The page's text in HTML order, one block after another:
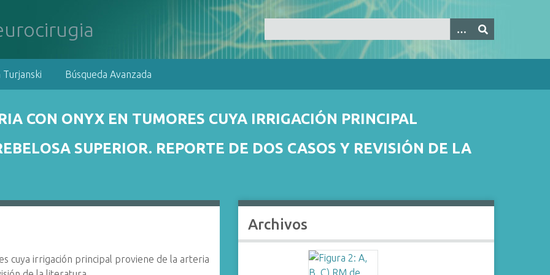
Búsqueda Avanzada
CON ONYX EN TUMORES CUYA IRRIGACIÓN PRINCIPAL
SUPERIOR. REPORTE DE DOS CASOS Y REVISIÓN DE LA
cuya irrigación principal proviene de la arteria
Archivos